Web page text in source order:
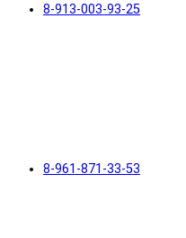
8-913-003-93-25
8-961-871-33-53